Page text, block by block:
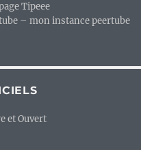
Tipeee
– mon instance peertube
et Ouvert